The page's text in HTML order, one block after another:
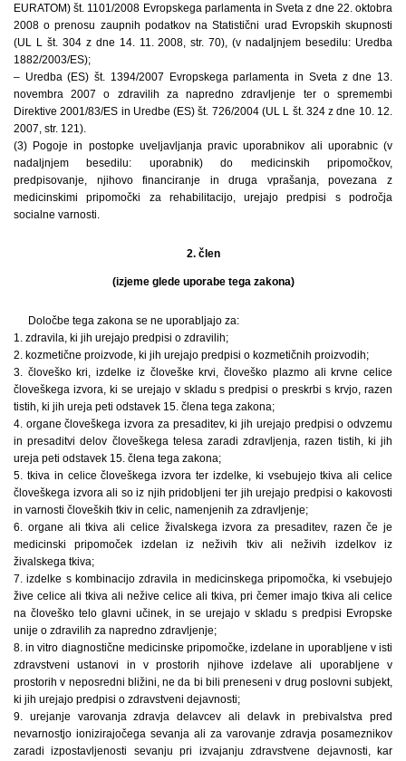
EURATOM) št. 1101/2008 Evropskega parlamenta in Sveta z dne 22. oktobra
2008 o prenosu zaupnih podatkov na Statistični urad Evropskih skupnosti
(UL L št. 304 z dne 14. 11. 2008, str. 70), (v nadaljnjem besedilu: Uredba
1882/2003/ES);
– Uredba (ES) št. 1394/2007 Evropskega parlamenta in Sveta z dne 13.
novembra 2007 o zdravilih za napredno zdravljenje ter o spremembi
Direktive 2001/83/ES in Uredbe (ES) št. 726/2004 (UL L št. 324 z dne 10. 12.
2007, str. 121).
(3) Pogoje in postopke uveljavljanja pravic uporabnikov ali uporabnic (v
nadaljnjem besedilu: uporabnik) do medicinskih pripomočkov,
predpisovanje, njihovo financiranje in druga vprašanja, povezana z
medicinskimi pripomočki za rehabilitacijo, urejajo predpisi s področja
socialne varnosti.
2. člen
(izjeme glede uporabe tega zakona)
Določbe tega zakona se ne uporabljajo za:
1. zdravila, ki jih urejajo predpisi o zdravilih;
2. kozmetične proizvode, ki jih urejajo predpisi o kozmetičnih proizvodih;
3. človeško kri, izdelke iz človeške krvi, človeško plazmo ali krvne celice
človeškega izvora, ki se urejajo v skladu s predpisi o preskrbi s krvjo, razen
tistih, ki jih ureja peti odstavek 15. člena tega zakona;
4. organe človeškega izvora za presaditev, ki jih urejajo predpisi o odvzemu
in presaditvi delov človeškega telesa zaradi zdravljenja, razen tistih, ki jih
ureja peti odstavek 15. člena tega zakona;
5. tkiva in celice človeškega izvora ter izdelke, ki vsebujejo tkiva ali celice
človeškega izvora ali so iz njih pridobljeni ter jih urejajo predpisi o kakovosti
in varnosti človeških tkiv in celic, namenjenih za zdravljenje;
6. organe ali tkiva ali celice živalskega izvora za presaditev, razen če je
medicinski pripomoček izdelan iz neživih tkiv ali neživih izdelkov iz
živalskega tkiva;
7. izdelke s kombinacijo zdravila in medicinskega pripomočka, ki vsebujejo
žive celice ali tkiva ali nežive celice ali tkiva, pri čemer imajo tkiva ali celice
na človeško telo glavni učinek, in se urejajo v skladu s predpisi Evropske
unije o zdravilih za napredno zdravljenje;
8. in vitro diagnostične medicinske pripomočke, izdelane in uporabljene v isti
zdravstveni ustanovi in v prostorih njihove izdelave ali uporabljene v
prostorih v neposredni bližini, ne da bi bili preneseni v drug poslovni subjekt,
ki jih urejajo predpisi o zdravstveni dejavnosti;
9. urejanje varovanja zdravja delavcev ali delavk in prebivalstva pred
nevarnostjo ionizirajočega sevanja ali za varovanje zdravja posameznikov
zaradi izpostavljenosti sevanju pri izvajanju zdravstvene dejavnosti, kar